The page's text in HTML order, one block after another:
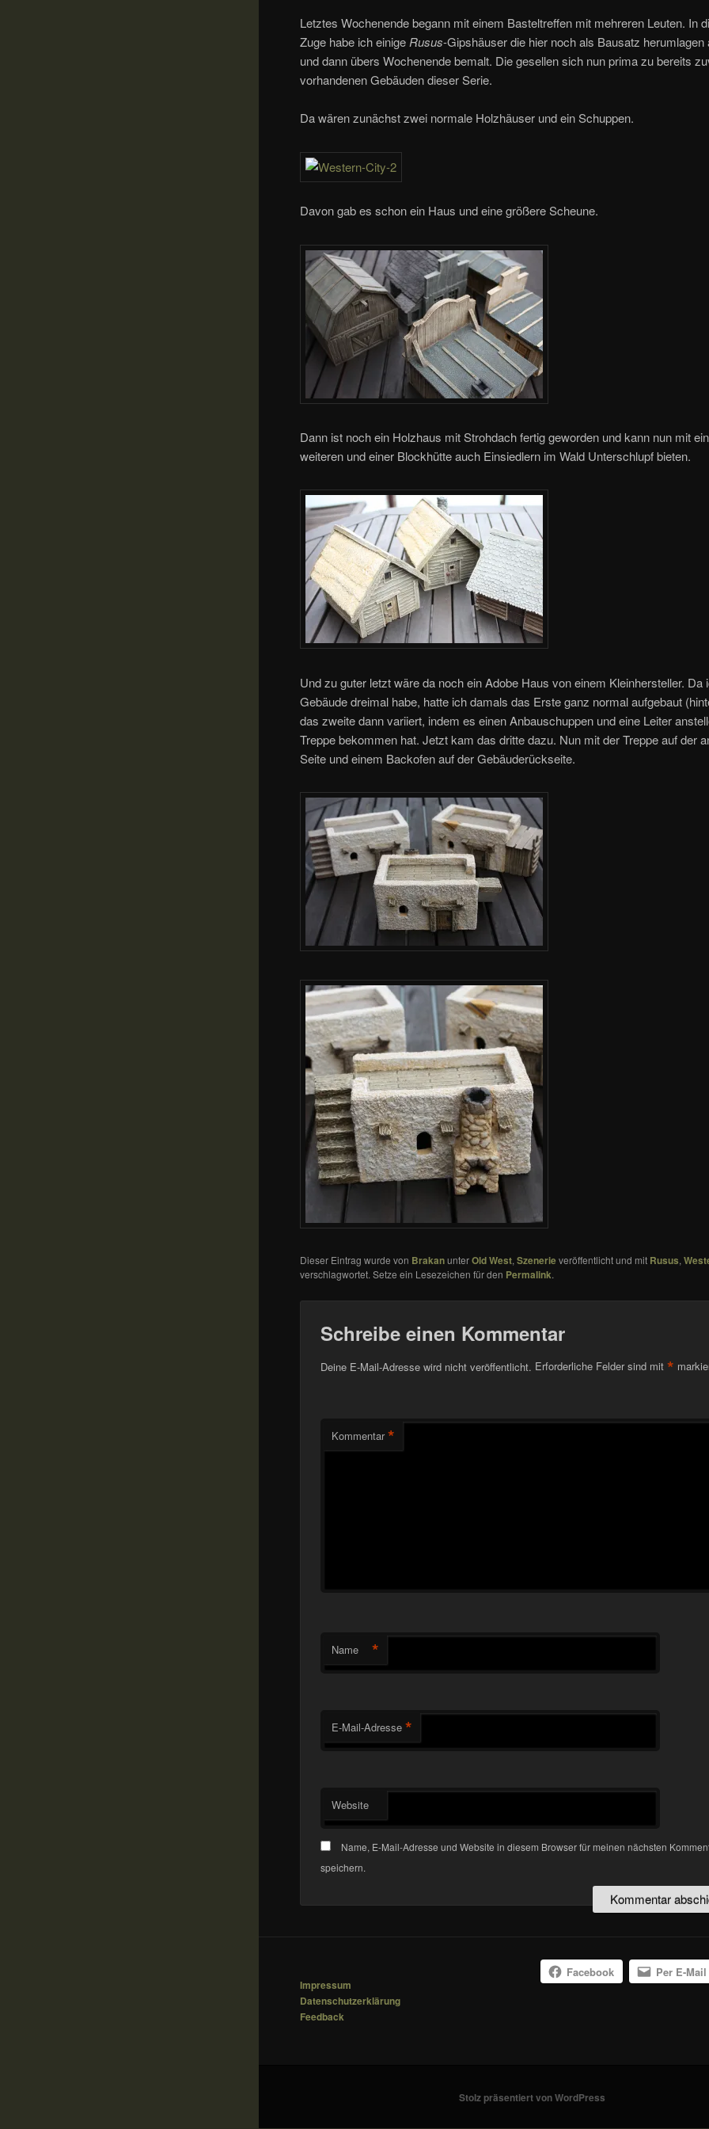
Letztes Wochenende begann mit einem Basteltreffen mit mehreren Leuten. In
Zuge habe ich einige Rusus-Gipshäuser die hier noch als Bausatz herumlagen
und dann übers Wochenende bemalt. Die gesellen sich nun prima zu bereits
vorhandenen Gebäuden dieser Serie.
Da wären zunächst zwei normale Holzhäuser und ein Schuppen.
Davon gab es schon ein Haus und eine größere Scheune.
Dann ist noch ein Holzhaus mit Strohdach fertig geworden und kann nun mit
weiteren und einer Blockhütte auch Einsiedlern im Wald Unterschlupf bieten.
Und zu guter letzt wäre da noch ein Adobe Haus von einem Kleinhersteller. Da
Gebäude dreimal habe, hatte ich damals das Erste ganz normal aufgebaut
das zweite dann variiert, indem es einen Anbauschuppen und eine Leiter
Treppe bekommen hat. Jetzt kam das dritte dazu. Nun mit der Treppe auf der
Seite und einem Backofen auf der Gebäuderückseite.
Dieser Eintrag wurde von BrakanunterOld West,Szenerieveröffentlicht und mit Rusus,
verschlagwortet. Setze ein Lesezeichen für den Permalink.
Schreibe einen Kommentar
Deine E-Mail-Adresse wird nicht veröffentlicht. Erforderliche Felder sind mit *
Kommentar *
Name *
E-Mail-Adresse *
Website
Name, E-Mail-Adresse und Website in diesem Browser für meinen nächsten
speichern.
Impressum
Datenschutzerklärung
Feedback
Facebook Per E-
Stolz präsentiert von WordPress